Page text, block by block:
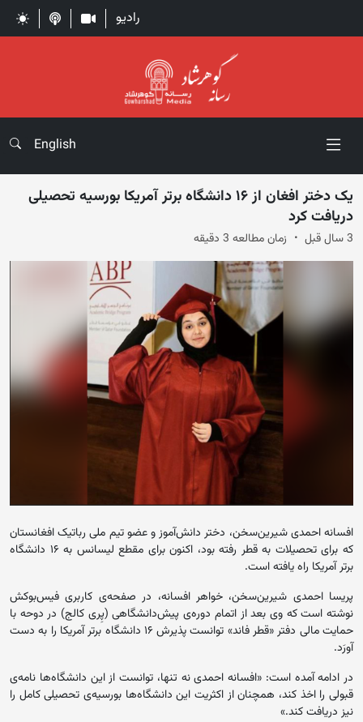
رادیو
English
یک دختر افغان از ۱۶ دانشگاه برتر آمریکا بورسیه تحصیلی
دریافت کرد
3 سال قبل زمان مطالعه 3 دقیقه
افسانه احمدی شیرین‌سخن، دختر دانش‌آموز و عضو تیم ملی رباتیک افغانستان
که برای تحصیلات به قطر رفته بود، اکنون برای مقطع لیسانس به ۱۶ دانشگاه
برتر آمریکا راه یافته است.
پریسا احمدی شیرین‌سخن، خواهر افسانه، در صفحه‌ی کاربری فیس‌بوکش
نوشته است که وی بعد از اتمام دوره‌ی پیش‌دانشگاهی (پِری کالج) در دوحه با
حمایت مالی دفتر «قطر فاند» توانست پذیرش ۱۶ دانشگاه‌ برتر آمریکا را به دست‌
آورَد.
در ادامه آمده است: «افسانه احمدی نه تنها، توانست از این دانشگاه‌ها نامه‌ی
قبولی را اخذ کند، همچنان از اکثریت این دانشگاه‌ها بورسیه‌ی تحصیلی کامل را
نیز دریافت کند.»